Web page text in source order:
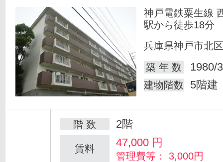
神戸電鉄粟生線
駅から徒歩18分
兵庫県神戸市北
築 年 数
1980/
建物階数 5階建
階 数 2階
賃料 47,000 円
管理費等： 3,000円